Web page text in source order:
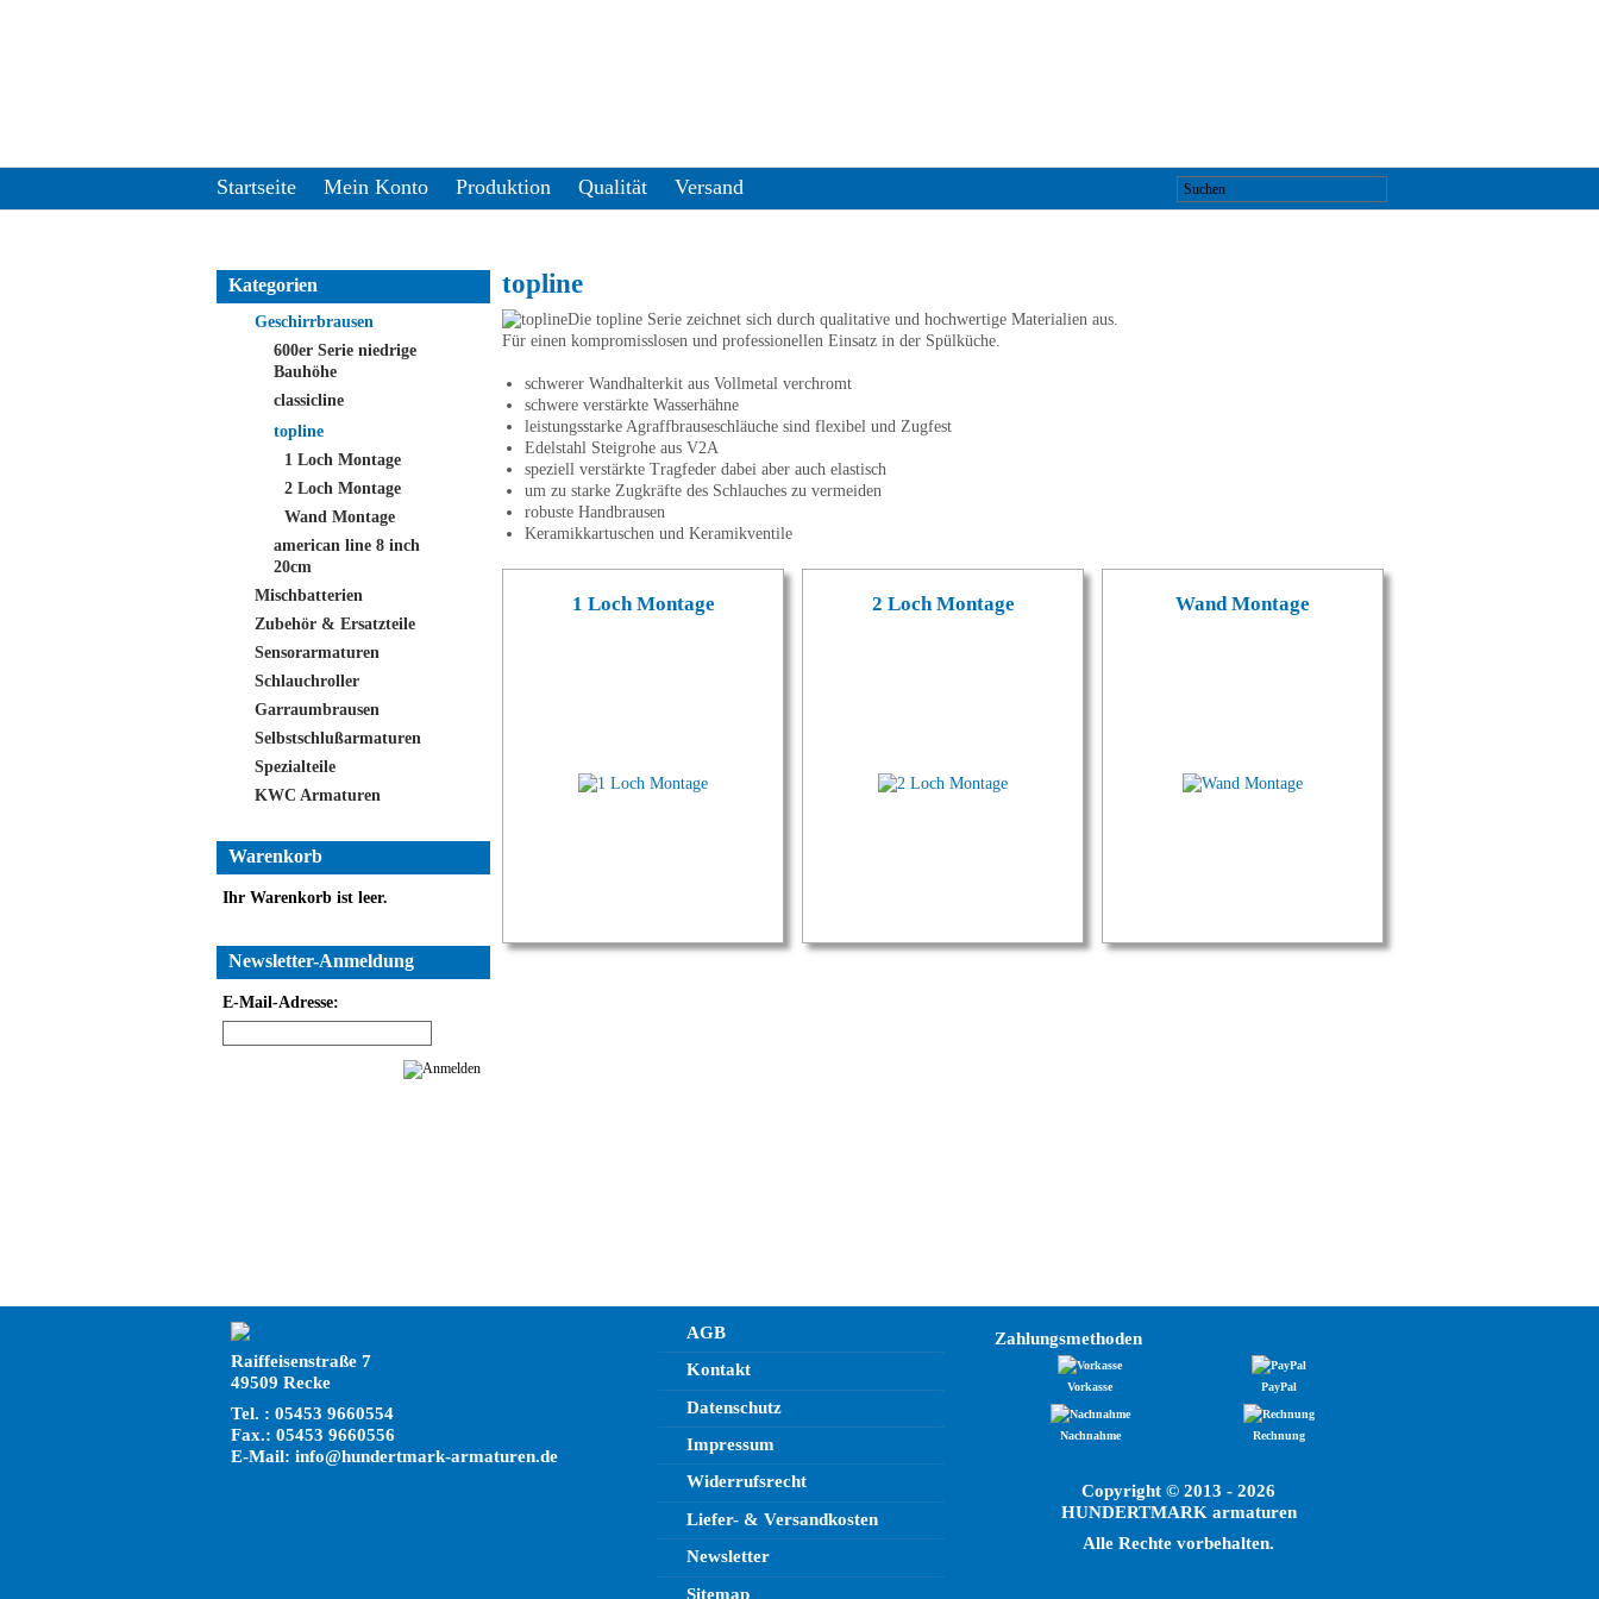
Startseite Mein Konto Produktion Qualität Versand
Kategorien
Geschirrbrausen
600er Serie niedrige
Bauhöhe
classicline
topline
1 Loch Montage
2 Loch Montage
Wand Montage
american line 8 inch
20cm
Mischbatterien
Zubehör & Ersatzteile
Sensorarmaturen
Schlauchroller
Garraumbrausen
Selbstschlußarmaturen
Spezialteile
KWC Armaturen
Warenkorb
Ihr Warenkorb ist leer.
Newsletter-Anmeldung
E-Mail-Adresse:
topline
Die topline Serie zeichnet sich durch qualitative und hochwertige Materialien aus.
Für einen kompromisslosen und professionellen Einsatz in der Spülküche.
schwerer Wandhalterkit aus Vollmetal verchromt
schwere verstärkte Wasserhähne
leistungsstarke Agraffbrauseschläuche sind flexibel und Zugfest
Edelstahl Steigrohe aus V2A
speziell verstärkte Tragfeder dabei aber auch elastisch
um zu starke Zugkräfte des Schlauches zu vermeiden
robuste Handbrausen
Keramikkartuschen und Keramikventile
1 Loch Montage 2 Loch Montage Wand Montage
Raiffeisenstraße 7
49509 Recke
Tel. : 05453 9660554
Fax.: 05453 9660556
E-Mail: info@hundertmark-armaturen.de
AGB
Kontakt
Datenschutz
Impressum
Widerrufsrecht
Liefer- & Versandkosten
Newsletter
Sitemap
Zahlungsmethoden
Vorkasse PayPal
Nachnahme Rechnung
Copyright © 2013 - 2026
HUNDERTMARK armaturen
Alle Rechte vorbehalten.